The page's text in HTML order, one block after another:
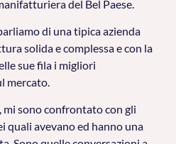
del Bel Paese.
di una tipica azienda
solida e complessa e con la
sue fila i migliori
mercato.
mi sono confrontato con gli
quali avevano ed hanno una